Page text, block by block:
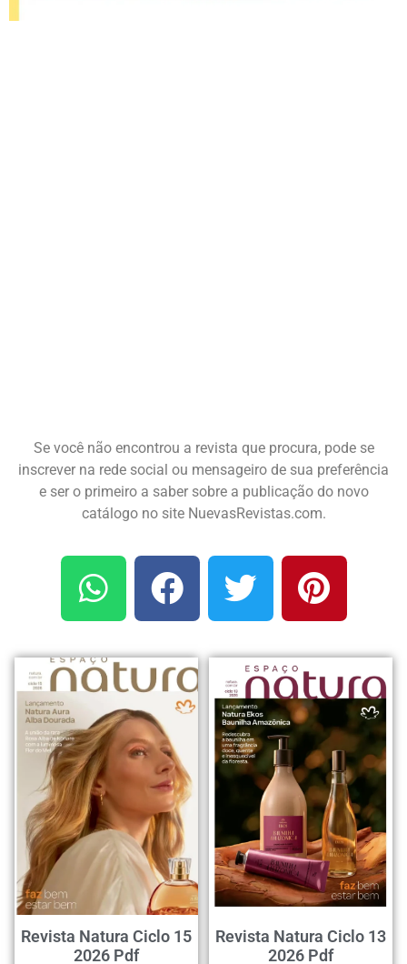
Se você não encontrou a revista que procura, pode se
inscrever na rede social ou mensageiro de sua preferência
e ser o primeiro a saber sobre a publicação do novo
catálogo no site NuevasRevistas.com.
Revista Natura Ciclo 15
2026 Pdf
Revista Natura Ciclo 13
2026 Pdf